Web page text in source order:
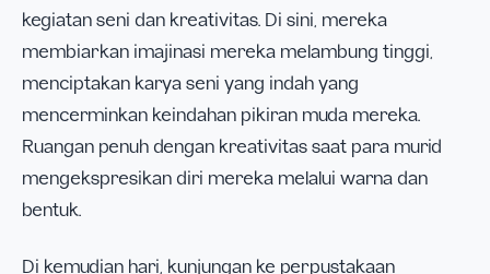
kegiatan seni dan kreativitas. Di sini, mereka
membiarkan imajinasi mereka melambung tinggi,
menciptakan karya seni yang indah yang
mencerminkan keindahan pikiran muda mereka.
Ruangan penuh dengan kreativitas saat para murid
mengekspresikan diri mereka melalui warna dan
bentuk.
Di kemudian hari, kunjungan ke perpustakaan